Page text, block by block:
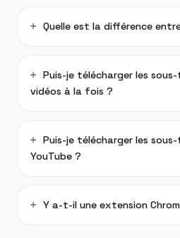
Quelle est la différence
Puis-je télécharger les
vidéos à la fois ?
Puis-je télécharger les
YouTube ?
Y a-t-il une extension